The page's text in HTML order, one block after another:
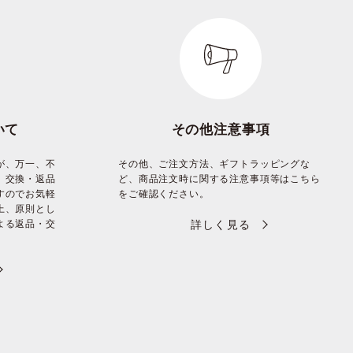
て
、万一、不
交換・返品
のでお気軽
、原則とし
る返品・交
その他注意事項
その他、ご注文方法、ギフトラッピングな
ど、商品注文時に関する注意事項等はこちら
をご確認ください。
詳しく見る